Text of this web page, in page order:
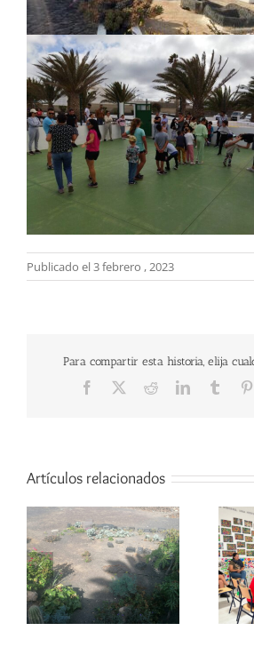
Publicado el 3 febrero , 2023
Para compartir esta historia, elija
Facebook RedditLinkedInTumblr
Artículos relacionados